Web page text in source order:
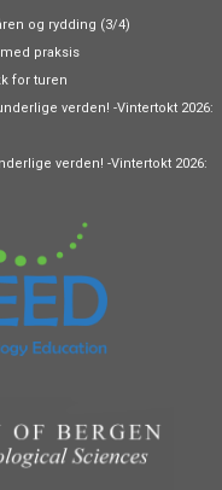
og rydding (3/4)
praksis
for turen
verden! -Vintertokt 2026:
verden! -Vintertokt 2026: